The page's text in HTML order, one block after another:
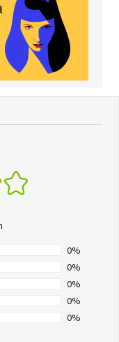
0%
0%
0%
0%
0%